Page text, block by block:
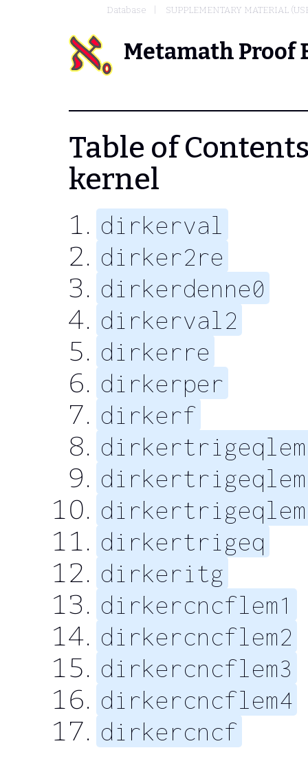
Database SUPPLEMENTARY MATERIAL
Metamath Proof
Table of
kernel
dirkerval
dirker2re
dirkerdenne0
dirkerval2
dirkerre
dirkerper
dirkerf
dirkertrigeq
dirkeritg
dirkercncflem1
dirkercncflem2
dirkercncflem3
dirkercncflem4
dirkercncf